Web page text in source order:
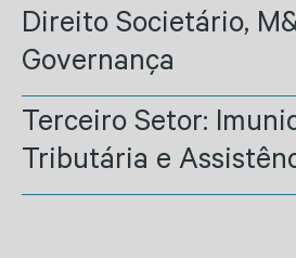
Direito Societário,
Governança
Terceiro Setor:
Tributária e